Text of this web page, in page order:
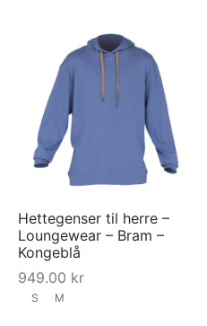
Hettegenser til herre –
Loungewear – Bram –
Kongeblå
949.00 kr
S M